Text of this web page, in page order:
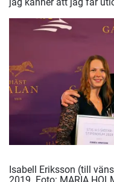
Isabell Eriksson (till